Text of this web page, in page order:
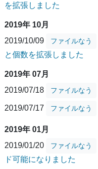
を拡張しました
2019年 10月
2019/10/09
ファイルなう
と個数を拡張しました
2019年 07月
2019/07/18
ファイルなう
2019/07/17 ファイルなう
2019年 01月
2019/01/20
ファイルなう
ド可能になりました